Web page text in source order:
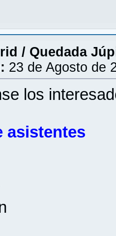
/ Quedada
23 de Agosto de
los
asistentes